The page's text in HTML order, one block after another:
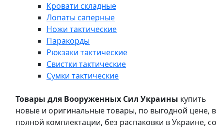
Кровати складные
Лопаты саперные
Ножи тактические
Паракорды
Рюкзаки тактические
Свистки тактические
Сумки тактические
Товары для Вооруженных Сил Украины купить
новые и оригинальные товары, по выгодной цене, в
полной комплектации, без распаковки в Украине, со